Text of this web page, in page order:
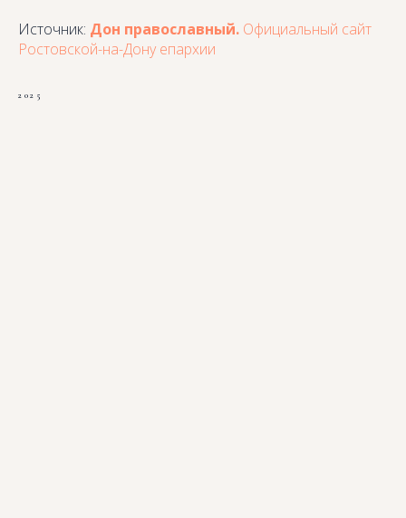
Источник: Дон православный. Официальный сайт
Ростовской-на-Дону епархии
2025